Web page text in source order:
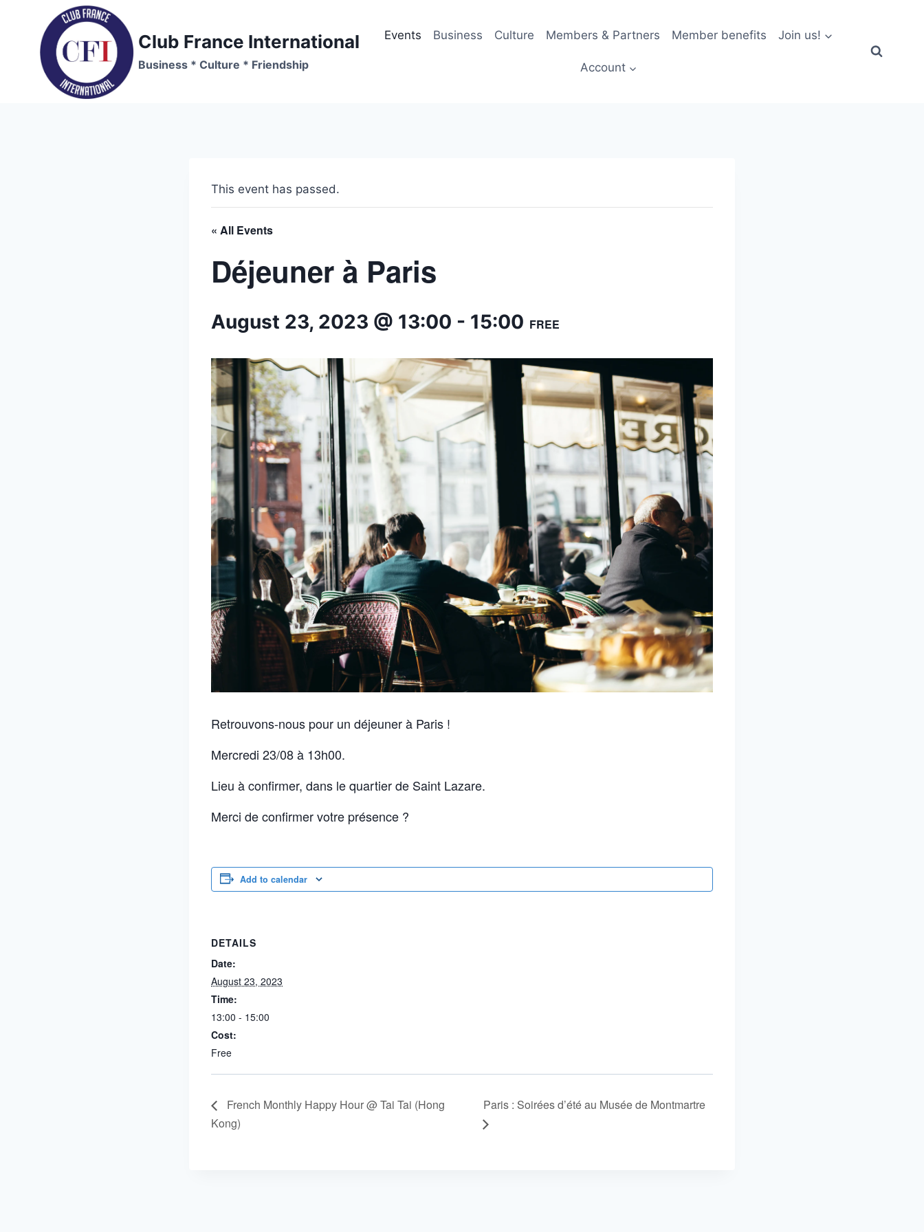
content
Club France International
Business * Culture * Friendship
Events Business Culture Members & Partners Member benefits Join us!
Account
This event has passed.
« All Events
Déjeuner à Paris
August 23, 2023 @ 13:00 - 15:00 FREE
Retrouvons-nous pour un déjeuner à Paris !
Mercredi 23/08 à 13h00.
Lieu à confirmer, dans le quartier de Saint Lazare.
Merci de confirmer votre présence ?
Add to calendar
DETAILS
Date:
August 23, 2023
Time:
13:00 - 15:00
Cost:
Free
French Monthly Happy Hour @ Tai Tai (Hong
Kong)
Paris : Soirées d’été au Musée de Montmartre